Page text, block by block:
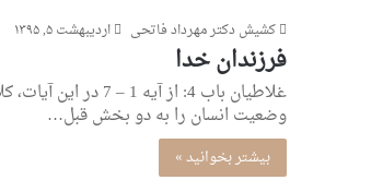
کشیش دکتر مهرداد فاتحی اردیبهشت ۵, ۱۳۹۵
فرزندان خدا
غلاطیان باب 4: از آیه 1 – 7
وضعیت انسان را به دو بخش قبل…
بیشتر بخوانید »